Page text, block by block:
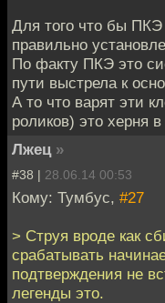
Для того что бы
правильно
По факту ПКЭ это
пути выстрела к
А то что варят эти
роликов) это херня
Лжец »
#38 | 28.06.14 00:53
Кому: Тумбус, #27
> Струя вроде как
срабатывать
подтверждения не
легенды это.